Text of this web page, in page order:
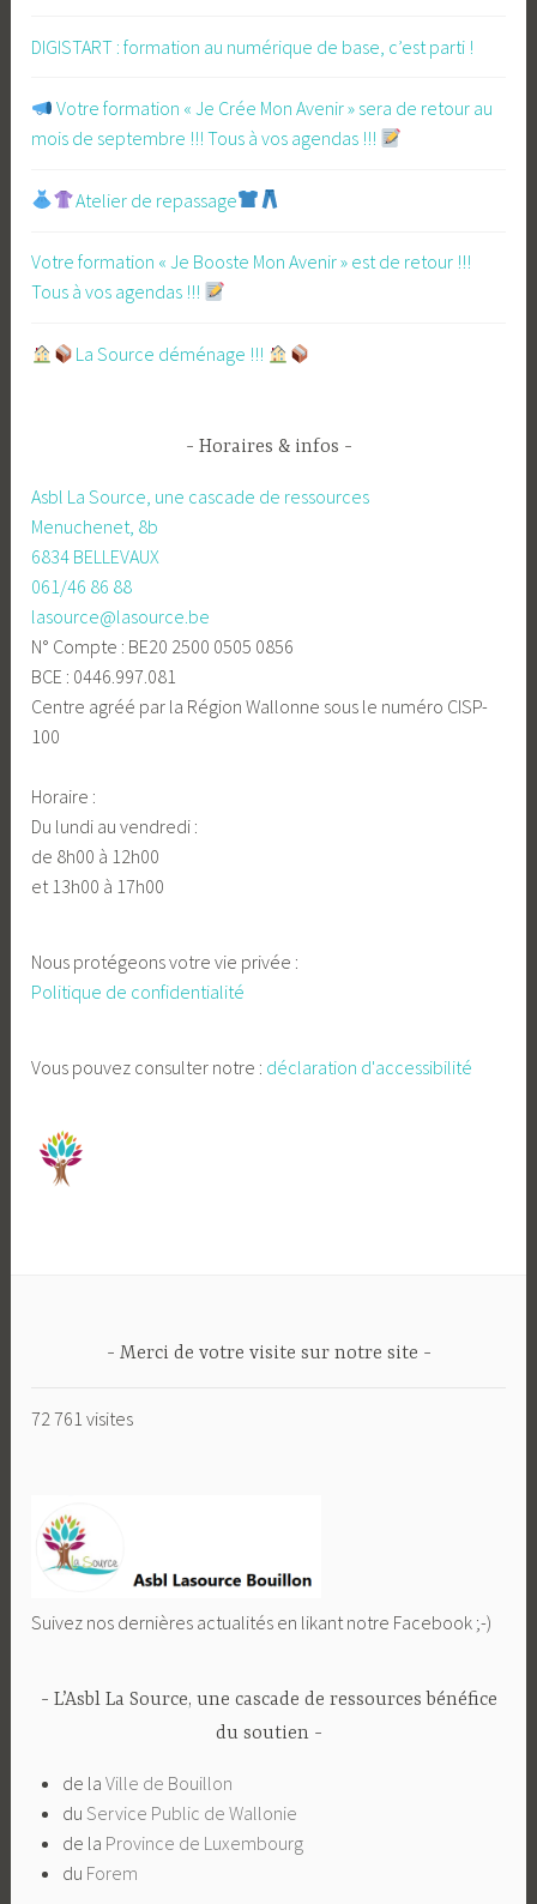
DIGISTART : formation au numérique de base, c’est parti !
​ Votre formation « Je Crée Mon Avenir » sera de retour au
mois de septembre !!! Tous à vos agendas !!!
Atelier de repassage​
Votre formation « Je Booste Mon Avenir » est de retour !!!
Tous à vos agendas !!!
​La Source déménage !!!
Horaires & infos
Asbl La Source, une cascade de ressources
Menuchenet, 8b
6834 BELLEVAUX
061/46 86 88
lasource@lasource.be
N° Compte : BE20 2500 0505 0856
BCE : 0446.997.081
Centre agréé par la Région Wallonne sous le numéro CISP-
100
Horaire :
Du lundi au vendredi :
de 8h00 à 12h00
et 13h00 à 17h00
Nous protégeons votre vie privée :
Politique de confidentialité
Vous pouvez consulter notre : déclaration d'accessibilité
Merci de votre visite sur notre site
72 761 visites
Suivez nos dernières actualités en likant notre Facebook ;-)
L’Asbl La Source, une cascade de ressources bénéfice
du soutien
de la Ville de Bouillon
du Service Public de Wallonie
de la Province de Luxembourg
du Forem